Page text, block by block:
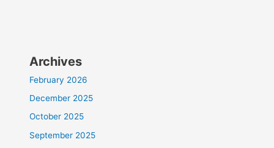
Archives
February 2026
December 2025
October 2025
September 2025